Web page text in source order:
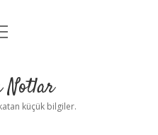
Notlar
küçük bilgiler.